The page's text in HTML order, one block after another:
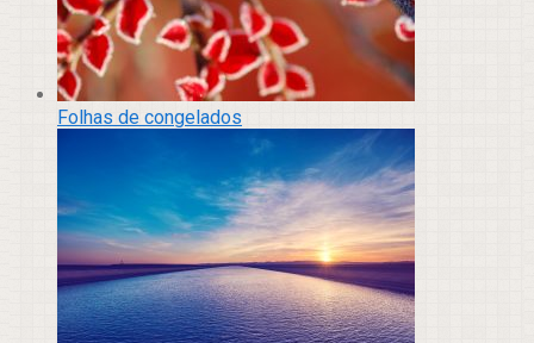
Folhas de congelados